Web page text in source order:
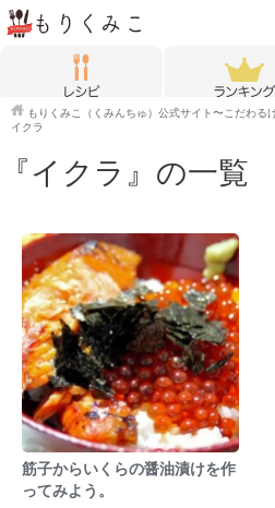
もりくみこ（くみんちゅ）公式サイト〜こだわる
イクラ
『イクラ』の一覧
筋子からいくらの醤油漬けを作
ってみよう。